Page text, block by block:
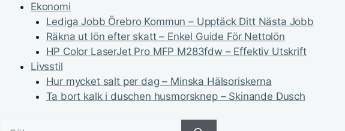
Ekonomi
Lediga Jobb Örebro Kommun – Upptäck Ditt Nästa Jobb
Räkna ut lön efter skatt – Enkel Guide För Nettolön
HP Color LaserJet Pro MFP M283fdw – Effektiv Utskrift
Livsstil
Hur mycket salt per dag – Minska Hälsoriskerna
Ta bort kalk i duschen husmorsknep – Skinande Dusch